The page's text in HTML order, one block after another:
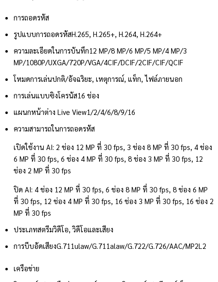
การถอดรหัส
รูปแบบการถอดรหัสH.265, H.265+, H.264, H.264+
ความละเอียดในการบันทึก12 MP/8 MP/6 MP/5 MP/4 MP/3
MP/1080P/UXGA/720P/VGA/4CIF/DCIF/2CIF/CIF/QCIF
โหมดการเล่นปกติ/อัจฉริยะ, เหตุการณ์, แท็ก, ไฟล์ภายนอก
การเล่นแบบซิงโครนัส16 ช่อง
แผนกหน้าต่าง Live View1/2/4/6/8/9/16
ความสามารถในการถอดรหัส
เปิดใช้งาน AI: 2 ช่อง 12 MP ที่ 30 fps, 3 ช่อง 8 MP ที่ 30 fps, 4 ช่อง
6 MP ที่ 30 fps, 6 ช่อง 4 MP ที่ 30 fps, 8 ช่อง 3 MP ที่ 30 fps, 12
ช่อง 2 MP ที่ 30 fps
ปิด AI: 4 ช่อง 12 MP ที่ 30 fps, 6 ช่อง 8 MP ที่ 30 fps, 8 ช่อง 6 MP
ที่ 30 fps, 12 ช่อง 4 MP ที่ 30 fps, 16 ช่อง 3 MP ที่ 30 fps, 16 ช่อง 2
MP ที่ 30 fps
ประเภทสตรีมวิดีโอ, วิดีโอและเสียง
การบีบอัดเสียงG.711ulaw/G.711alaw/G.722/G.726/AAC/MP2L2
เครือข่าย